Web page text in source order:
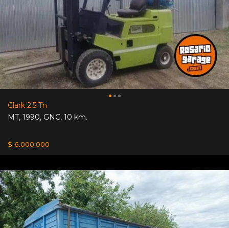
Clark 2.5 Tn
MT, 1990, GNC, 10 km.
$ 6.000.000